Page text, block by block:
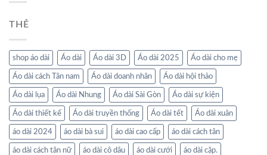
THẺ
shop áo dài Áo dài Áo dài 3D Áo dài 2025 Áo dài cho mẹ
Áo dài cách Tân nam Áo dài doanh nhân Áo dài hội thảo
Áo dài lụa Áo dài Nhung Áo dài Sài Gòn Áo dài sự kiện
Áo dài thiết kế Áo dài truyền thống Áo dài tết Áo dài xuân
áo dài 2024 áo dài bà sui áo dài cao cấp áo dài cách tân
áo dài cách tân nữ áo dài cô dâu áo dài cưới áo dài cặp.